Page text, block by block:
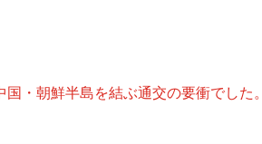
・朝鮮半島を結ぶ通交の要衝でした。